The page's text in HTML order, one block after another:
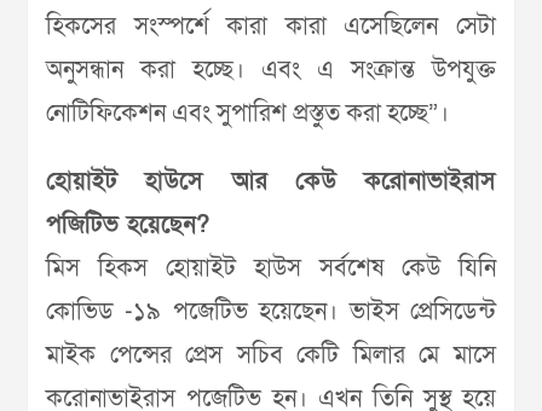
হিকসের সংস্পর্শে কারা কারা এসেছিলেন সেটা
অনুসন্ধান করা হচ্ছে। এবং এ সংক্রান্ত উপযুক্ত
নোটিফিকেশন এবং সুপারিশ প্রস্তুত করা হচ্ছে”।
হোয়াইট হাউসে আর কেউ করোনাভাইরাস
পজিটিভ হয়েছেন?
মিস হিকস হোয়াইট হাউস সর্বশেষ কেউ যিনি
কোভিড -১৯ পজেটিভ হয়েছেন। ভাইস প্রেসিডেন্ট
মাইক পেন্সের প্রেস সচিব কেটি মিলার মে মাসে
করোনাভাইরাস পজেটিভ হন। এখন তিনি সুস্থ হয়ে